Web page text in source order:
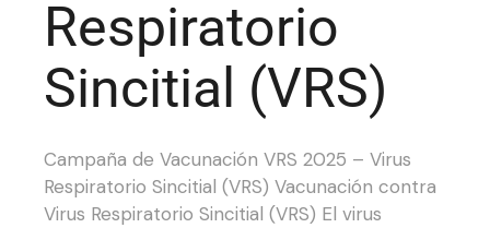
Respiratorio
Sincitial (VRS)
Campaña de Vacunación VRS 2025 – Virus
Respiratorio Sincitial (VRS) Vacunación contra
Virus Respiratorio Sincitial (VRS) El virus